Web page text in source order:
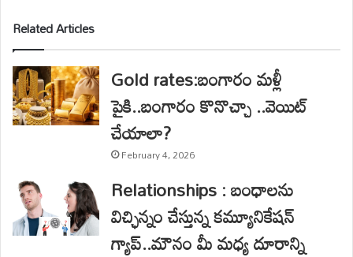
Related Articles
Gold rates:బంగారం మళ్లీ
పైకి..బంగారం కొనొచ్చా ..వెయిట్
చేయాలా?
February 4, 2026
Relationships : బంధాలను
విచ్ఛిన్నం చేస్తున్న కమ్యూనికేషన్
గ్యాప్..మౌనం మీ మధ్య దూరాన్ని